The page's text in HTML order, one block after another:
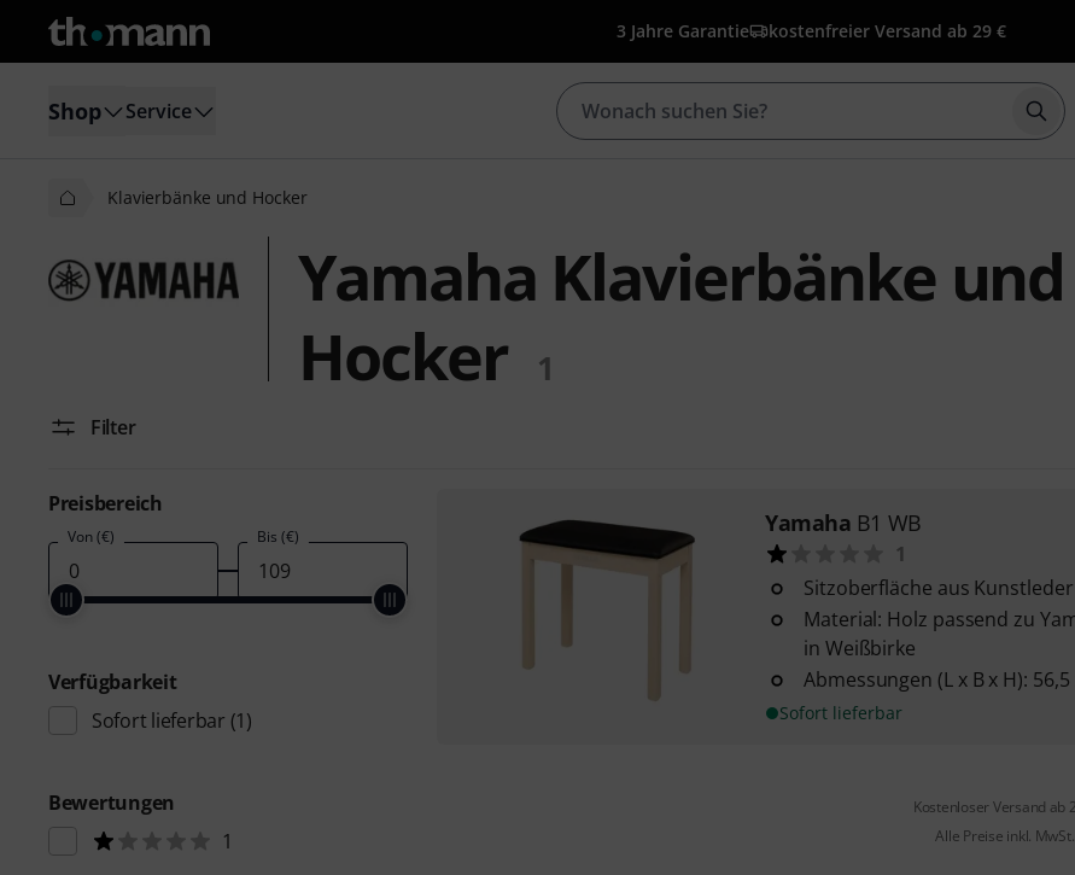
3 Jahre Garantie kostenfreier Versand ab 29 €
Shop Service
Klavierbänke und Hocker
Yamaha Klavierbänke und
Hocker
1
Filter
Preisbereich
Von (€) Bis (€)
Verfügbarkeit
Sofort lieferbar (1)
Bewertungen
1
Yamaha B1 WB
1
Sitzoberfläche aus Kunstleder
Material: Holz passend zu
in Weißbirke
Abmessungen (L x B x H):
Sofort lieferbar
Kostenloser Versand ab
Alle Preise inkl. MwSt.